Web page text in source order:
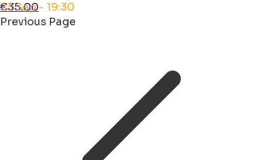
23 Sep - 19:30
€35.00
Previous Page